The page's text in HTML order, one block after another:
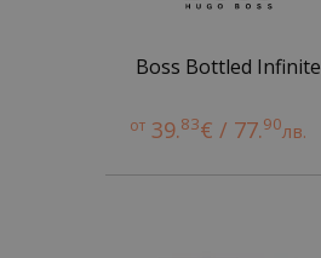
Boss Bottled Infinite
от 39.83€ / 77.90лв.